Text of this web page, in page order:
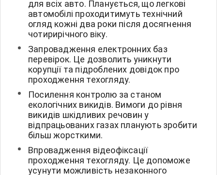
для всіх авто. Планується, що легкові
автомобілі проходитимуть технічний
огляд кожні два роки після досягнення
чотирирічного віку.
Запровадження електронних баз
перевірок. Це дозволить уникнути
корупції та підроблених довідок про
проходження техогляду.
Посилення контролю за станом
екологічних викидів. Вимоги до рівня
викидів шкідливих речовин у
відпрацьованих газах планують зробити
більш жорсткими.
Впровадження відеофіксації
проходження техогляду. Це допоможе
усунути можливість незаконного